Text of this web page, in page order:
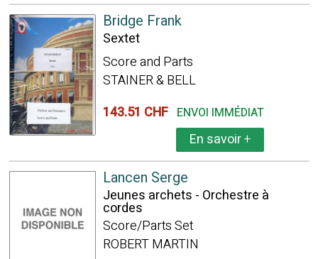
Bridge Frank
Sextet
Score and Parts
STAINER & BELL
143.51 CHF ENVOI IMMÉDIAT
En savoir+
Lancen Serge
Jeunes archets - Orchestre à
cordes
Score/Parts Set
ROBERT MARTIN